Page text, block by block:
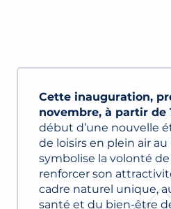
Cette inauguration,
novembre, à partir de
début d’une nouvelle
de loisirs en plein air au
symbolise la volonté
renforcer son
cadre naturel unique,
santé et du bien-être